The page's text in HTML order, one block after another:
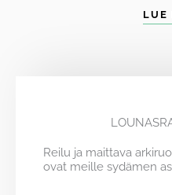
LUE
Reilu ja maittava
ovat meille sydämen